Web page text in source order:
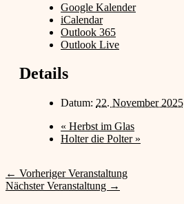
Google Kalender
iCalendar
Outlook 365
Outlook Live
Details
Datum: 22. November 2025
« Herbst im Glas
Holter die Polter »
← Vorheriger Veranstaltung
Nächster Veranstaltung →